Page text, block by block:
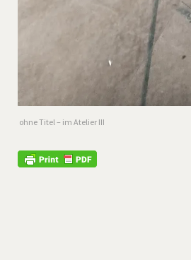
ohne Titel – im Atelier III